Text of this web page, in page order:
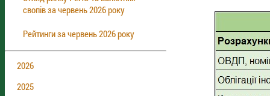
свопів за червень 2026 року
Рейтинги за червень 2026 року
2026
2025